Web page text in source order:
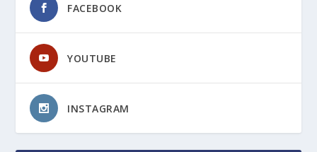
FACEBOOK
YOUTUBE
INSTAGRAM